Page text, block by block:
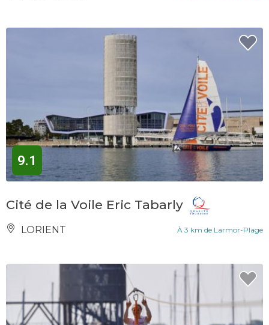
9.1
Cité de la Voile Eric Tabarly
LORIENT À 3 km de Larmor-Plage